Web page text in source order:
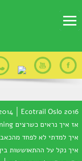
Ecotrail Oslo 2016
אז איך נראים כשרצים Chi Running?
איך למדתי לא לפחד
איך נקל על ההתאוששות